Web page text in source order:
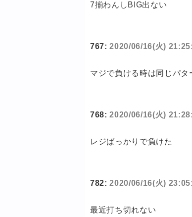
7揃わんしBIG出ない
767:2020/06/16(火)
マジで負ける時は同じパ
768:2020/06/16(火)
レジばっかりで負けた
782:2020/06/16(火)
最近打ち切れない